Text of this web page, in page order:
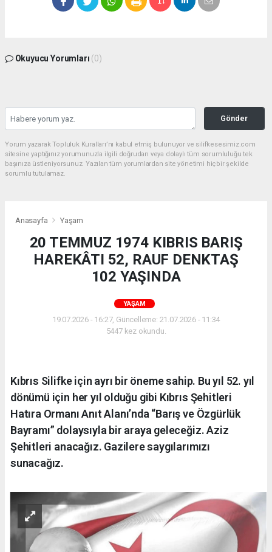
Okuyucu Yorumları (0)
Gönder
Yorum yazarak Topluluk Kuralları’nı kabul etmiş bulunuyor ve silifkesesimiz.com
sitesine yaptığınız yorumunuzla ilgili doğrudan veya dolaylı tüm sorumluluğu tek
başınıza üstleniyorsunuz. Yazılan tüm yorumlardan site yönetimi hiçbir şekilde
sorumlu tutulamaz.
Anasayfa Yaşam
20 TEMMUZ 1974 KIBRIS BARIŞ
HAREKÂTI 52, RAUF DENKTAŞ
102 YAŞINDA
YAŞAM
19.07.2026 - 16:27, Güncelleme: 21.07.2026 - 11:34
5447 kez okundu.
Kıbrıs Silifke için ayrı bir öneme sahip. Bu yıl 52. yıl
dönümü için her yıl olduğu gibi Kıbrıs Şehitleri
Hatıra Ormanı Anıt Alanı’nda “Barış ve Özgürlük
Bayramı” dolaysıyla bir araya geleceğiz. Aziz
Şehitleri anacağız. Gazilere saygılarımızı
sunacağız.